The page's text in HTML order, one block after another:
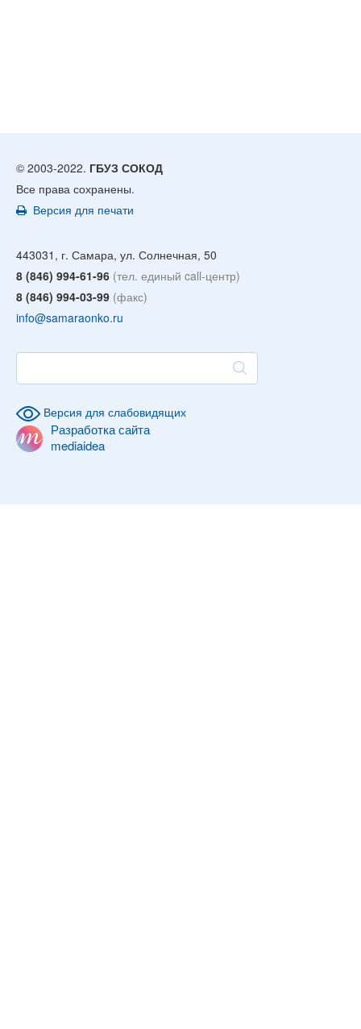
© 2003-2022. ГБУЗ СОКОД
Все права сохранены.
Версия для печати
443031, г. Самара, ул. Солнечная, 50
8 (846) 994-61-96 (тел. единый call-центр)
8 (846) 994-03-99 (факс)
info@samaraonko.ru
Версия для слабовидящих
Разработка сайта
mediaidea